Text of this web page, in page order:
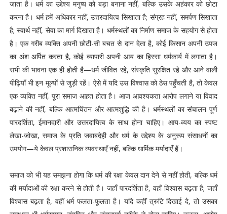
जाता है। धर्म का उद्देश्य मनुष्य को बड़ा बनाना नहीं, बल्कि उसके अहंकार को छोटा
करना है। धर्म हमें अधिकार नहीं, उत्तरदायित्व सिखाता है; संग्रह नहीं, समर्पण सिखाता
है; स्वार्थ नहीं, सेवा का मार्ग दिखाता है। धर्मस्थलों का निर्माण समाज के सहयोग से होता
है। एक गरीब व्यक्ति अपनी छोटी-सी बचत से दान देता है, कोई किसान अपनी उपज
का अंश अर्पित करता है, कोई व्यापारी अपनी आय का हिस्सा धर्मकार्य में लगाता है।
सभी की भावना एक ही होती है—धर्म जीवित रहे, संस्कृति सुरक्षित रहे और आने वाली
पीढ़ियाँ भी इन मूल्यों से जुड़ी रहें। ऐसे में यदि उस विश्वास को ठेस पहुँचती है, तो केवल
एक व्यक्ति नहीं, पूरा समाज आहत होता है। आज आवश्यकता आरोप लगाने या विवाद
बढ़ाने की नहीं, बल्कि आत्मचिंतन और आत्मशुद्धि की है। धर्मस्थलों का संचालन पूर्ण
पारदर्शिता, ईमानदारी और उत्तरदायित्व के साथ होना चाहिए। आय-व्यय का स्पष्ट
लेखा-जोखा, समाज के प्रति जवाबदेही और धर्म के उद्देश्य के अनुरूप संसाधनों का
उपयोग—ये केवल प्रशासनिक व्यवस्थाएँ नहीं, बल्कि धार्मिक मर्यादाएँ हैं।
समाज को भी यह समझना होगा कि धर्म की रक्षा केवल दान देने से नहीं होती, बल्कि धर्म
की मर्यादाओं की रक्षा करने से होती है। जहाँ पारदर्शिता है, वहाँ विश्वास बढ़ता है; जहाँ
विश्वास बढ़ता है, वहीं धर्म फलता-फूलता है। यदि कहीं त्रुटि दिखाई दे, तो उसका